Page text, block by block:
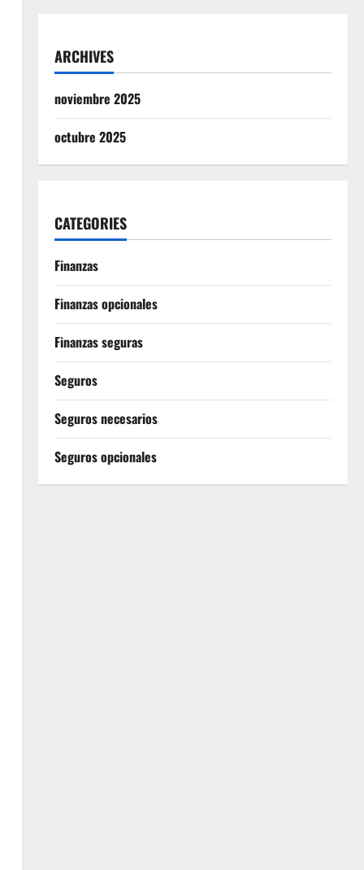
ARCHIVES
noviembre 2025
octubre 2025
CATEGORIES
Finanzas
Finanzas opcionales
Finanzas seguras
Seguros
Seguros necesarios
Seguros opcionales